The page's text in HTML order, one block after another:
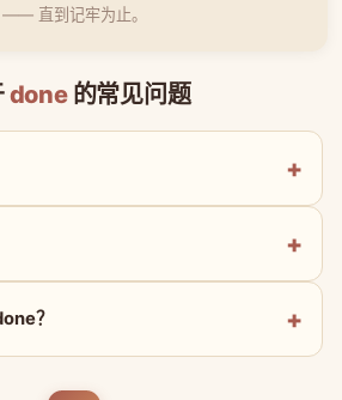
—— 直到记牢为止。
done的常见问题
？